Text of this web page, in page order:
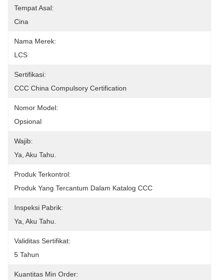
Tempat Asal:
Cina
Nama Merek:
LCS
Sertifikasi:
CCC China Compulsory Certification
Nomor Model:
Opsional
Wajib:
Ya, Aku Tahu.
Produk Terkontrol:
Produk Yang Tercantum Dalam Katalog CCC
Inspeksi Pabrik:
Ya, Aku Tahu.
Validitas Sertifikat:
5 Tahun
Kuantitas Min Order: